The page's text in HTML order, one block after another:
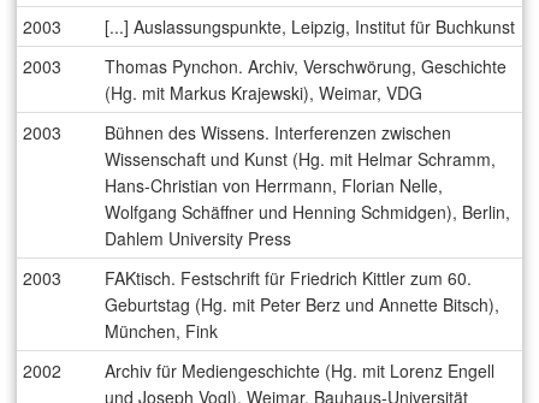
2003
[...] Auslassungspunkte, Leipzig, Institut für Buchkunst
2003
Thomas Pynchon. Archiv, Verschwörung, Geschichte
(Hg. mit Markus Krajewski), Weimar, VDG
2003
Bühnen des Wissens. Interferenzen zwischen
Wissenschaft und Kunst (Hg. mit Helmar Schramm,
Hans-Christian von Herrmann, Florian Nelle,
Wolfgang Schäffner und Henning Schmidgen), Berlin,
Dahlem University Press
2003
FAKtisch. Festschrift für Friedrich Kittler zum 60.
Geburtstag (Hg. mit Peter Berz und Annette Bitsch),
München, Fink
2002
Archiv für Mediengeschichte (Hg. mit Lorenz Engell
und Joseph Vogl), Weimar, Bauhaus-Universität